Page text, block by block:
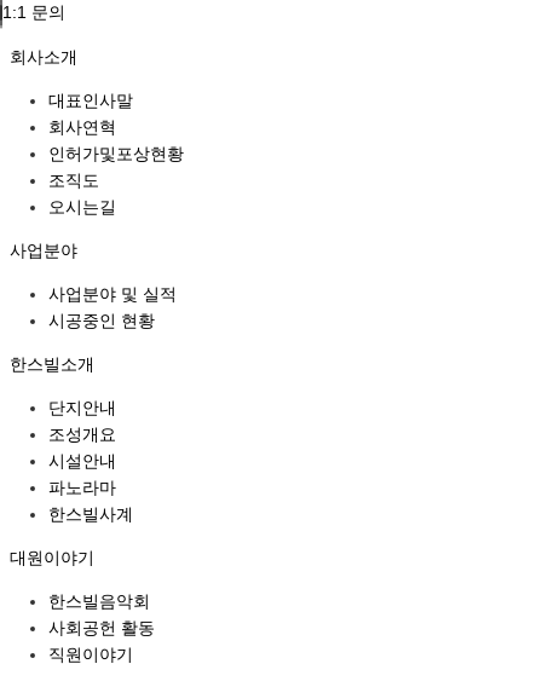
1:1 문의
회사소개
대표인사말
회사연혁
인허가및포상현황
조직도
오시는길
사업분야
사업분야 및 실적
시공중인 현황
한스빌소개
단지안내
조성개요
시설안내
파노라마
한스빌사계
대원이야기
한스빌음악회
사회공헌 활동
직원이야기